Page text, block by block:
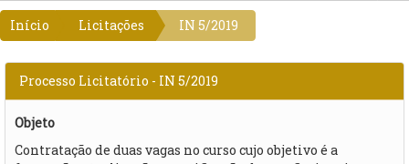
Início Licitações IN 5/2019
Processo Licitatório - IN 5/2019
Objeto
Contratação de duas vagas no curso cujo objetivo é a